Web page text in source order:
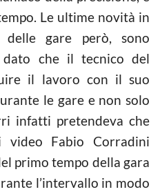
Le ultime novità in
gare però, sono
dato che il tecnico del
il lavoro con il suo
le gare e non solo
infatti pretendeva che
video Fabio Corradini
primo tempo della gara
l’intervallo in modo